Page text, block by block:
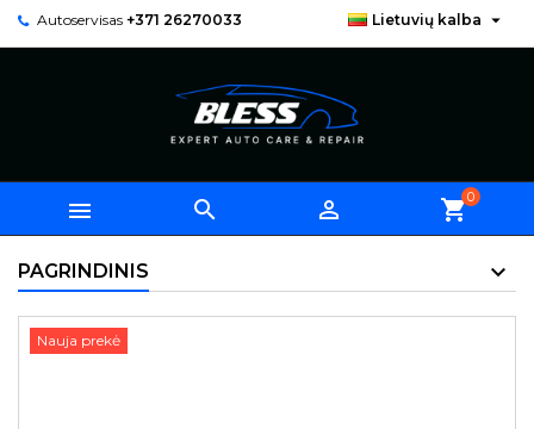
Autoservisas +371 26270033 Lietuvių kalba 
   shopping_cart0
PAGRINDINIS
Nauja prekė